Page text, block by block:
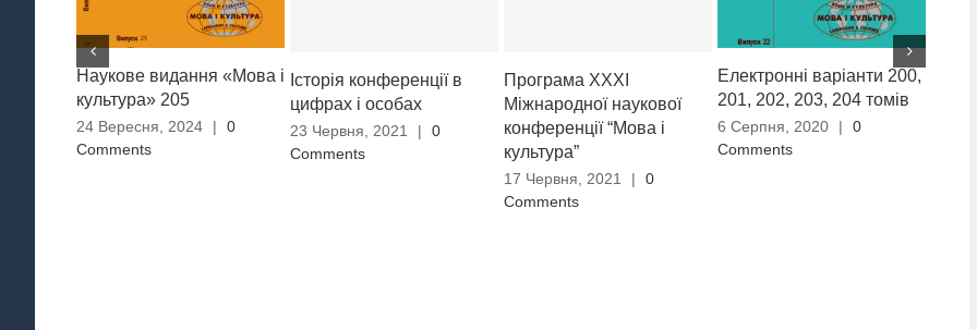
Наукове видання «Мова і
культура» 205
24 Вересня, 2024 |
0
Comments
Історія конференції в
цифрах і особах
23 Червня, 2021 |
0
Comments
Програма ХXXІ
Міжнародної наукової
конференції “Мова і
культура”
17 Червня, 2021 |
0
Comments
Електронні варіанти 200,
201, 202, 203, 204 томів
6 Серпня, 2020 |
0
Comments